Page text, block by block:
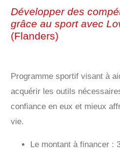
Développer des
grâce au sport avec
(Flanders)
Programme sportif visant à
acquérir les outils
confiance en eux et mieux
vie.
Le montant à financer :